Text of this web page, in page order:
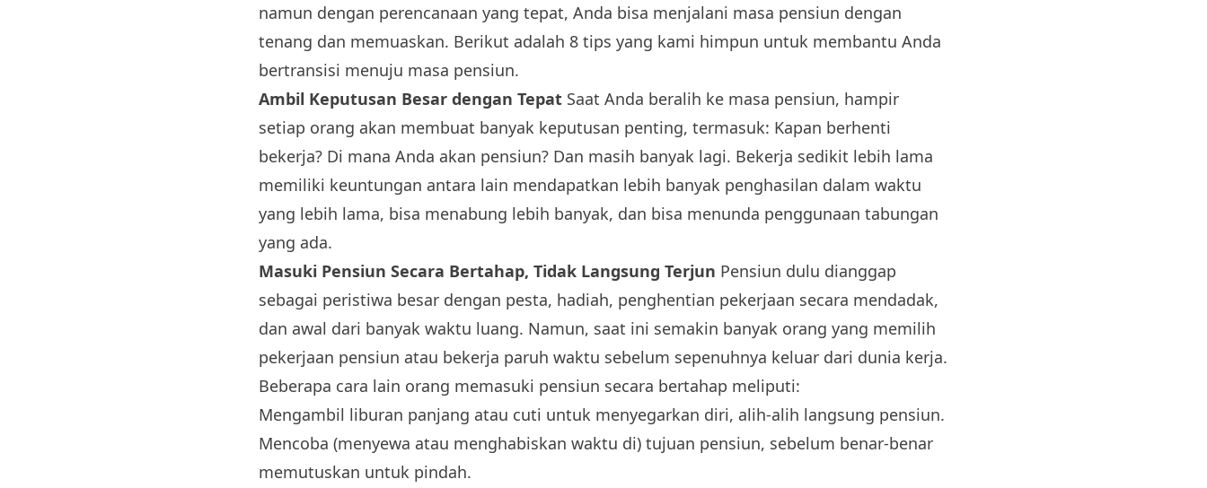
namun dengan perencanaan yang tepat, Anda bisa menjalani masa pensiun dengan
tenang dan memuaskan. Berikut adalah 8 tips yang kami himpun untuk membantu Anda
bertransisi menuju masa pensiun.
Ambil Keputusan Besar dengan Tepat Saat Anda beralih ke masa pensiun, hampir
setiap orang akan membuat banyak keputusan penting, termasuk: Kapan berhenti
bekerja? Di mana Anda akan pensiun? Dan masih banyak lagi. Bekerja sedikit lebih lama
memiliki keuntungan antara lain mendapatkan lebih banyak penghasilan dalam waktu
yang lebih lama, bisa menabung lebih banyak, dan bisa menunda penggunaan tabungan
yang ada.
Masuki Pensiun Secara Bertahap, Tidak Langsung Terjun Pensiun dulu dianggap
sebagai peristiwa besar dengan pesta, hadiah, penghentian pekerjaan secara mendadak,
dan awal dari banyak waktu luang. Namun, saat ini semakin banyak orang yang memilih
pekerjaan pensiun atau bekerja paruh waktu sebelum sepenuhnya keluar dari dunia kerja.
Beberapa cara lain orang memasuki pensiun secara bertahap meliputi:
Mengambil liburan panjang atau cuti untuk menyegarkan diri, alih-alih langsung pensiun.
Mencoba (menyewa atau menghabiskan waktu di) tujuan pensiun, sebelum benar-benar
memutuskan untuk pindah.